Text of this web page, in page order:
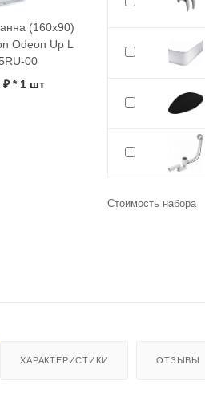
(160х90)
Odeon Up L
00
₽ * 1 шт
Стоимость набора
ХАРАКТЕРИСТИКИ ОТЗЫВЫ